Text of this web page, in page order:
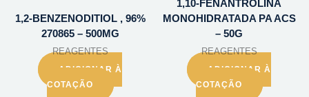
1,2-BENZENODITIOL , 96%
270865 – 500MG
REAGENTES
ADICIONAR À
COTAÇÃO
1,10-FENANTROLINA
MONOHIDRATADA PA ACS
– 50G
REAGENTES
ADICIONAR À
COTAÇÃO